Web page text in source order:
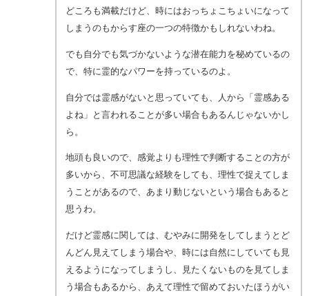
どころも満載だけど、時にはおっちょこちょいになって
しまうのもからす座の一つの特徴かもしれないわね。
でも自分でも気づかないような潜在能力を秘めているの
で、特に霊的なパワーを持っているのよ。
自分では霊感がないと思っていても、人から「霊感ある
よね」と言われることが多い場合もあるんじゃないかし
ら。
地頭も良いので、感覚よりも理性で判断することの方が
多いから、不可思議な経験をしても、理性で捉えてしま
うことがあるので、あまり動じないという場合もあると
思うわ。
だけど霊感に関しては、むやみに開発をしてしまうとど
んどん見えてしまう場合や、時には自然にしていても見
えるようになってしまうし、見たくないものを見てしま
う場合もあるから、あえて理性で留めておいたほうがい